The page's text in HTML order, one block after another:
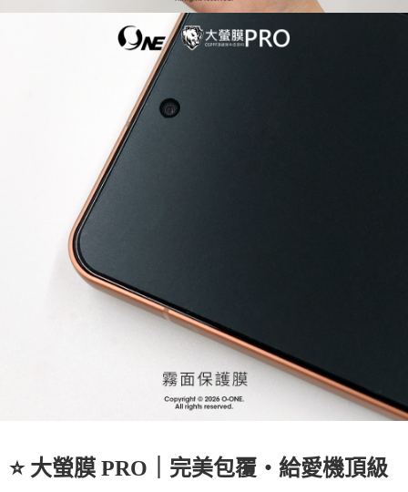
⭐ 大螢膜 PRO｜完美包覆・給愛機頂級